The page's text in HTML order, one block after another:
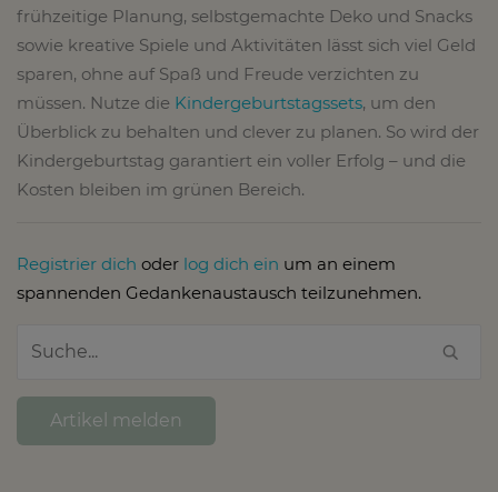
frühzeitige Planung, selbstgemachte Deko und Snacks
sowie kreative Spiele und Aktivitäten lässt sich viel Geld
sparen, ohne auf Spaß und Freude verzichten zu
müssen. Nutze die Kindergeburtstagssets, um den
Überblick zu behalten und clever zu planen. So wird der
Kindergeburtstag garantiert ein voller Erfolg – und die
Kosten bleiben im grünen Bereich.
Registrier dich oder log dich ein um an einem
spannenden Gedankenaustausch teilzunehmen.
Artikel melden